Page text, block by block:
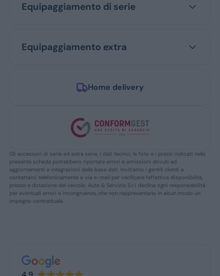
Equipaggiamento di serie
Equipaggiamento extra
Home delivery
Gli accessori di serie ed extra serie, i dati tecnici, le foto e i prezzi indicati nella
presente scheda potrebbero riportare errori e omissioni dovuti ad
aggiornamenti e integrazioni della base dati. Invitiamo i gentili clienti a
contattarci telefonicamente o via e-mail per verificare l’effettiva disponibilità,
prezzo e dotazione del veicolo. Auto & Servizio S.r.l. declina ogni responsabilità
per eventuali errori o incongruenze, che non reppresentano in alcun modo un
impegno contrattuale.